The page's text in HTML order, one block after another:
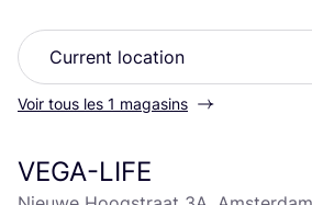
Voir tous les 1 magasins
VEGA-LIFE